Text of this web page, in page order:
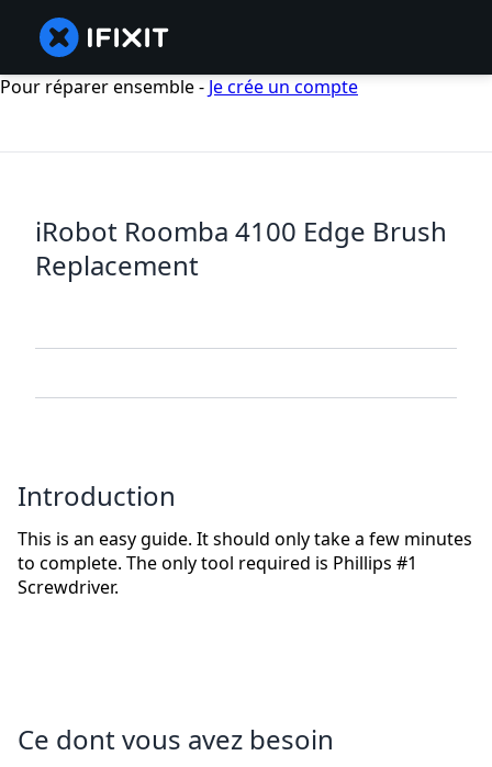
Pour réparer ensemble - Je crée un compte
iRobot Roomba 4100 Edge Brush
Replacement
Introduction
This is an easy guide. It should only take a few minutes
to complete. The only tool required is Phillips #1
Screwdriver.
Ce dont vous avez besoin